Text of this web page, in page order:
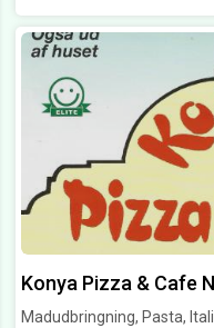
Konya Pizza & Cafe
Madudbringning, Pasta,